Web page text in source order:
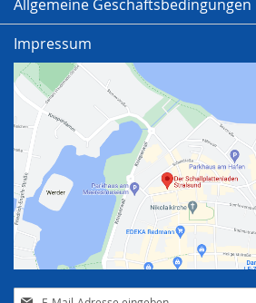
Allgemeine Geschäftsbedingungen
Impressum
Anmeldung